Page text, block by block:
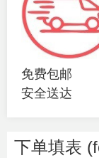
免费包邮
安全送达
下单填表